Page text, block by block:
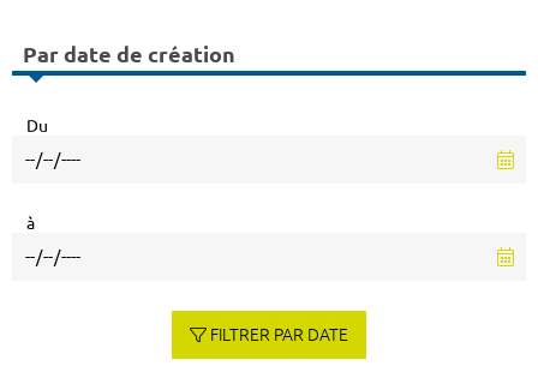
Par date de création
Du
à
FILTRER PAR DATE